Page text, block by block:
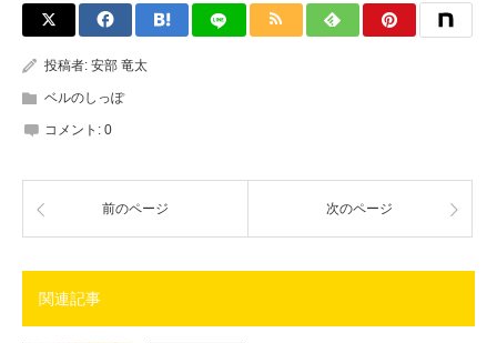
投稿者: 安部 竜太
ベルのしっぽ
コメント: 0
前のページ 次のページ
関連記事